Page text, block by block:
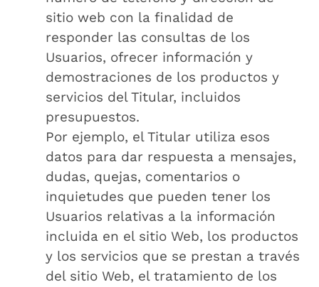
sitio web con la finalidad de
responder las consultas de los
Usuarios, ofrecer información y
demostraciones de los productos y
servicios del Titular, incluidos
presupuestos.
Por ejemplo, el Titular utiliza esos
datos para dar respuesta a mensajes,
dudas, quejas, comentarios o
inquietudes que pueden tener los
Usuarios relativas a la información
incluida en el sitio Web, los productos
y los servicios que se prestan a través
del sitio Web, el tratamiento de los